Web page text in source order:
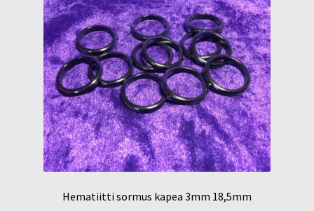
Hematiitti sormus kapea 3mm 18,5mm